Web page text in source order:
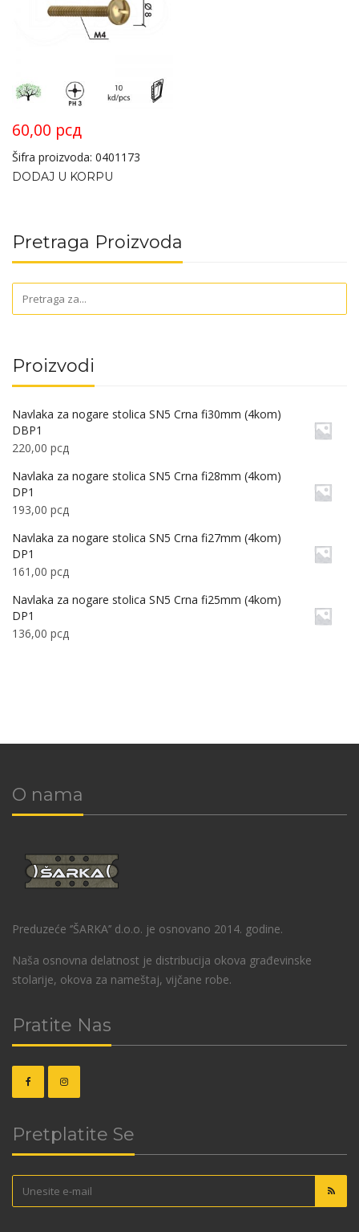
60,00 рсд
Šifra proizvoda: 0401173
DODAJ U KORPU
Pretraga Proizvoda
Proizvodi
Navlaka za nogare stolica SN5 Crna fi30mm (4kom)
DBP1
220,00 рсд
Navlaka za nogare stolica SN5 Crna fi28mm (4kom)
DP1
193,00 рсд
Navlaka za nogare stolica SN5 Crna fi27mm (4kom)
DP1
161,00 рсд
Navlaka za nogare stolica SN5 Crna fi25mm (4kom)
DP1
136,00 рсд
O nama
Preduzeće ‘’ŠARKA’’ d.o.o. je osnovano 2014. godine.
Naša osnovna delatnost je distribucija okova građevinske
stolarije, okova za nameštaj, vijčane robe.
Pratite Nas
Pretplatite Se